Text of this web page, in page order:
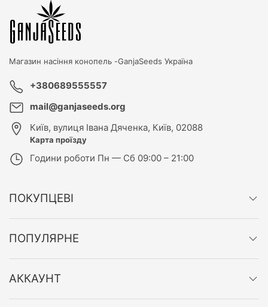
Магазин насіння конопель -GanjaSeeds Україна
+380689555557
mail@ganjaseeds.org
Київ, вулиця Івана Дяченка, Київ, 02088
Карта проїзду
Години роботи Пн — Сб 09:00 – 21:00
ПОКУПЦЕВІ
ПОПУЛЯРНЕ
АККАУНТ